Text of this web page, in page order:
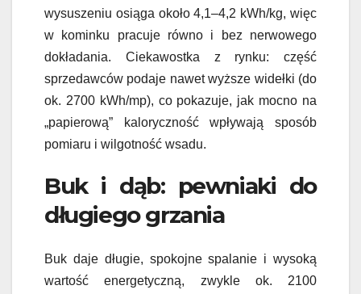
wysuszeniu osiąga około 4,1–4,2 kWh/kg, więc
w kominku pracuje równo i bez nerwowego
dokładania. Ciekawostka z rynku: część
sprzedawców podaje nawet wyższe widełki (do
ok. 2700 kWh/mp), co pokazuje, jak mocno na
„papierową” kaloryczność wpływają sposób
pomiaru i wilgotność wsadu.
Buk i dąb: pewniaki do
długiego grzania
Buk daje długie, spokojne spalanie i wysoką
wartość energetyczną, zwykle ok. 2100